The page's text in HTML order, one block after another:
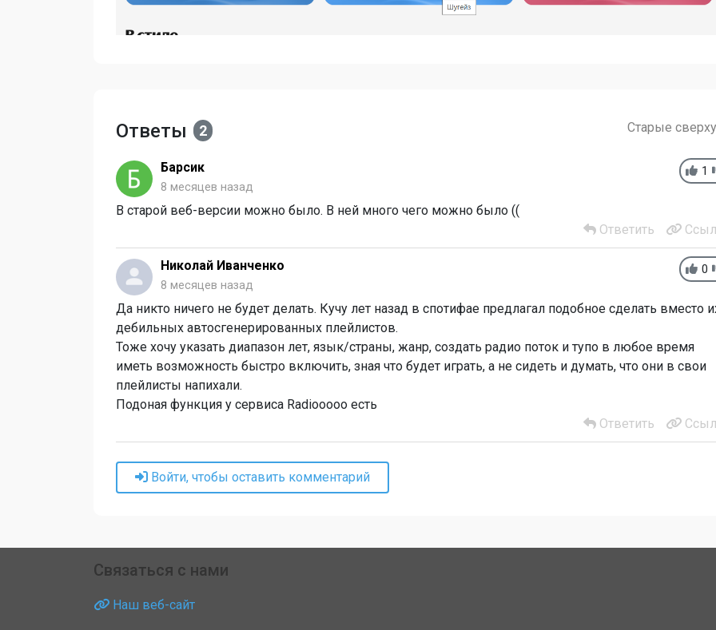
Ответы 2 Старые
1
Барсик
8 месяцев назад
В старой веб-версии можно было. В ней много чего можно было ((
Ответить
0
Николай Иванченко
8 месяцев назад
Да никто ничего не будет делать. Кучу лет назад в спотифае предлагал подобное сделать вместо
дебильных автосгенерированных плейлистов.
Тоже хочу указать диапазон лет, язык/страны, жанр, создать радио поток и тупо в любое время
иметь возможность быстро включить, зная что будет играть, а не сидеть и думать, что они в свои
плейлисты напихали.
Подоная функция у сервиса Radiooooo есть
Ответить
Войти, чтобы оставить комментарий
Связаться с нами
Наш веб-сайт